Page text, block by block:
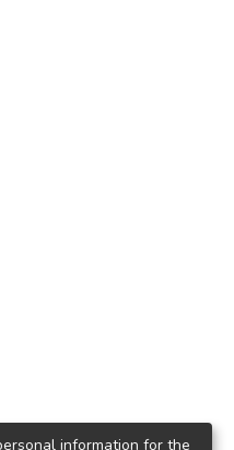
information for the